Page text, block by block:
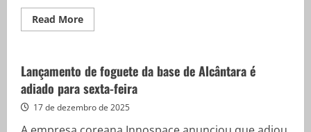
Read MoreRead
more
que
violações
contra
idosos
sejam
Lançamento de foguete da base de Alcântara é
adiado para sexta-feira
17 de dezembro de 2025